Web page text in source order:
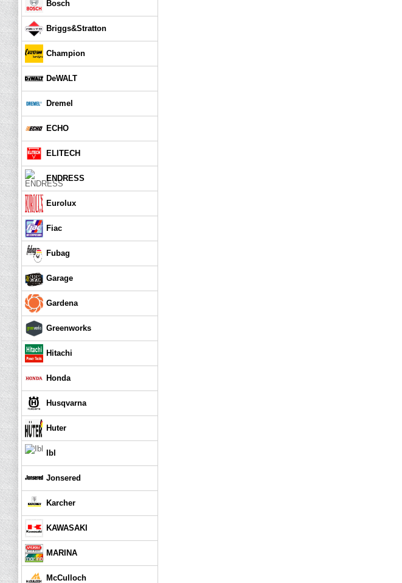
Bosch
Briggs&Stratton
Champion
DeWALT
Dremel
ECHO
ELITECH
ENDRESS
Eurolux
Fiac
Fubag
Garage
Gardena
Greenworks
Hitachi
Honda
Husqvarna
Huter
Ibl
Jonsered
Karcher
KAWASAKI
MARINA
McCulloch